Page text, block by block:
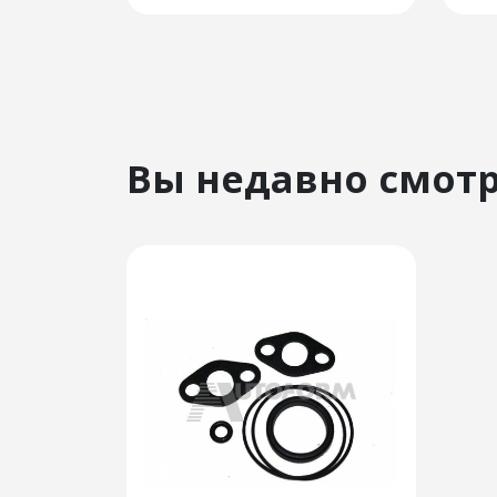
Вы недавно